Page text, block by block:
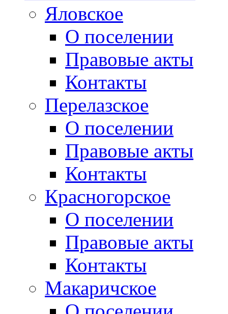
Яловское
О поселении
Правовые акты
Контакты
Перелазское
О поселении
Правовые акты
Контакты
Красногорское
О поселении
Правовые акты
Контакты
Макаричское